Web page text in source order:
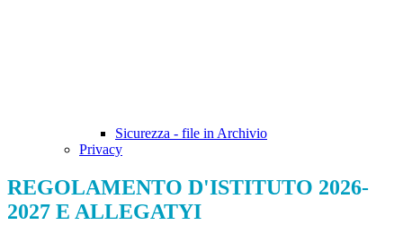
Sicurezza - file in Archivio
Privacy
REGOLAMENTO D'ISTITUTO 2026-
2027 E ALLEGATYI